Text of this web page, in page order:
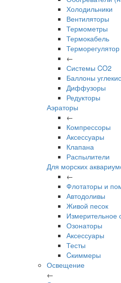
Холодильники
Вентиляторы
Термометры
Термокабель
Терморегулятор
←
Системы CO2
Баллоны
Диффузоры
Редукторы
Аэраторы
←
Компрессоры
Аксессуары
Клапана
Распылители
Для морских
←
Флотаторы и
Автодоливы
Живой песок
Измерительное
Озонаторы
Аксессуары
Тесты
Cкиммеры
Освещение
←